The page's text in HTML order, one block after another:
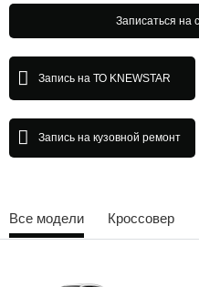
АКЦИИ
О КОМПАНИИ
КОНТАКТЫ
Сравнение
Записаться на
Запись на ТО KNEWSTAR
Запись на кузовной ремонт
Все модели Кроссовер